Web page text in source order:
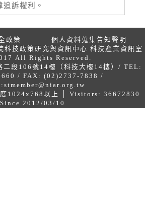
訴權利。
政策
個人資料蒐集告知聲明
科技政策研究與資訊中心 科技產業資訊室
All Rights Reserved.
二段106號14樓（科技大樓14樓）/ TEL:
/ FAX: (02)2737-7838 /
stmember@niar.org.tw
1024x768以上 │ Visitors: 36672830
Since 2012/03/10